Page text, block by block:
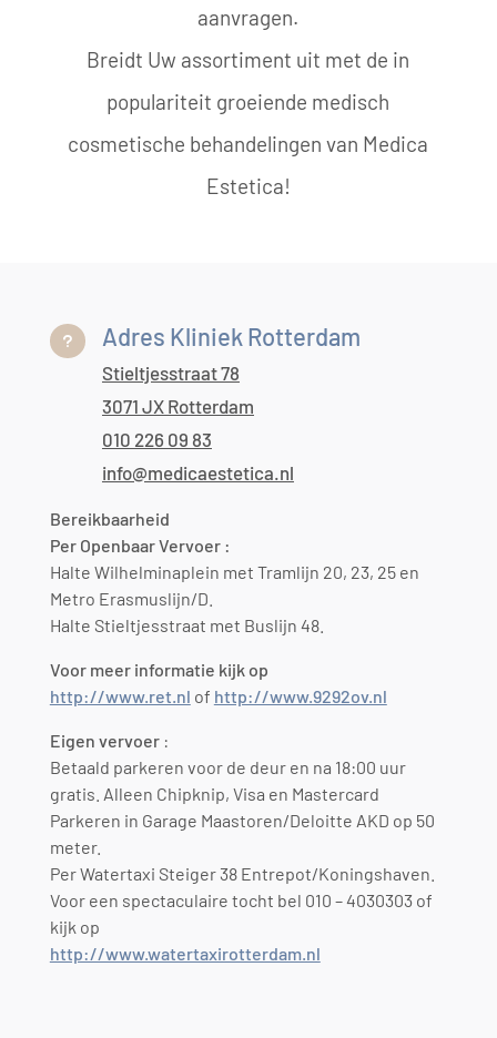
aanvragen.
Breidt Uw assortiment uit met de in
populariteit groeiende medisch
cosmetische behandelingen van Medica
Estetica!
u Adres Kliniek Rotterdam
Stieltjesstraat 78
3071 JX Rotterdam
010 226 09 83
info@medicaestetica.nl
Bereikbaarheid
Per Openbaar Vervoer :
Halte Wilhelminaplein met Tramlijn 20, 23, 25 en
Metro Erasmuslijn/D.
Halte Stieltjesstraat met Buslijn 48.
Voor meer informatie kijk op
http://www.ret.nl of http://www.9292ov.nl
Eigen vervoer:
Betaald parkeren voor de deur en na 18:00 uur
gratis. Alleen Chipknip, Visa en Mastercard
Parkeren in Garage Maastoren/Deloitte AKD op 50
meter.
Per Watertaxi Steiger 38 Entrepot/Koningshaven.
Voor een spectaculaire tocht bel 010 – 4030303 of
kijk op
http://www.watertaxirotterdam.nl